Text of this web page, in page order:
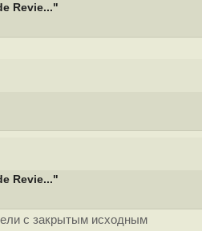
Revie..."
Revie..."
с закрытым исходным